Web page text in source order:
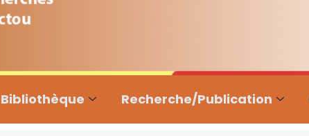
Bibliothèque Recherche/Publication